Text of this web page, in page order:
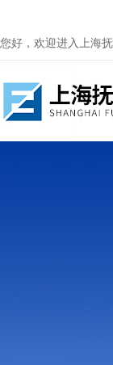
您好，欢迎进入上海